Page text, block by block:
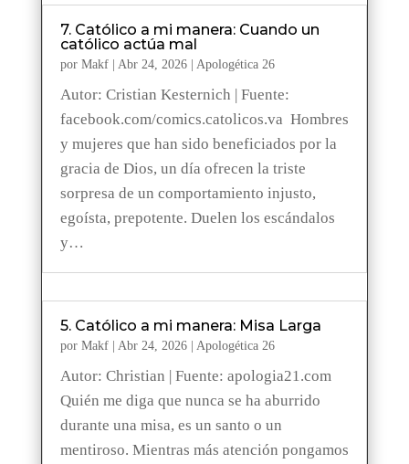
7. Católico a mi manera: Cuando un
católico actúa mal
por Makf| Abr 24, 2026| Apologética 26
Autor: Cristian Kesternich | Fuente:
facebook.com/comics.catolicos.va Hombres
y mujeres que han sido beneficiados por la
gracia de Dios, un día ofrecen la triste
sorpresa de un comportamiento injusto,
egoísta, prepotente. Duelen los escándalos
y…
5. Católico a mi manera: Misa Larga
por Makf| Abr 24, 2026| Apologética 26
Autor: Christian | Fuente: apologia21.com
Quién me diga que nunca se ha aburrido
durante una misa, es un santo o un
mentiroso. Mientras más atención pongamos